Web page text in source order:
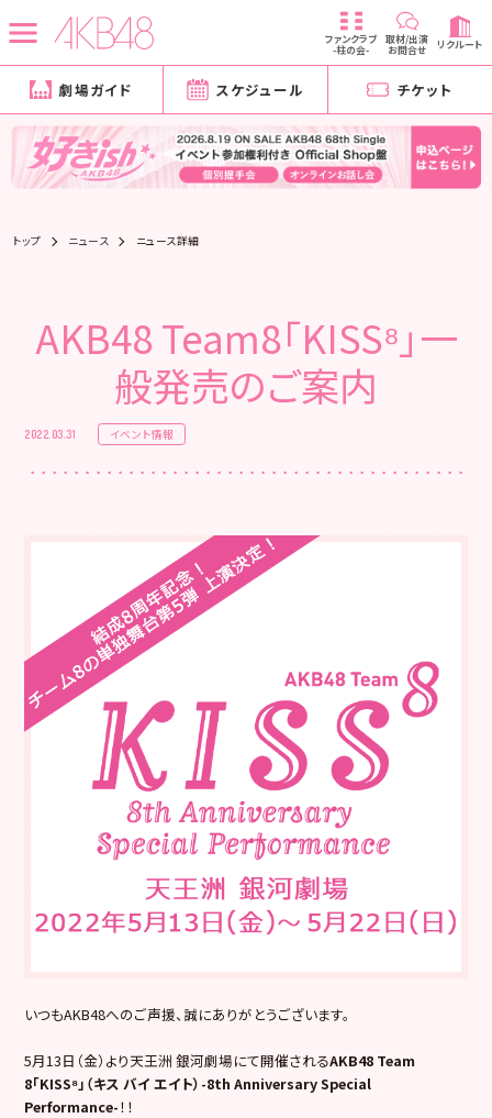
ファンクラブ
-柱の会-
取材/出演
お問合せ リクルート
劇場ガイド スケジュール チケット
トップ ニュース ニュース詳細
AKB48 Team8「KISS⁸」一
般発売のご案内
2022.03.31 イベント情報
いつもAKB48へのご声援、誠にありがとうございます。
5月13日（金）より天王洲 銀河劇場にて開催されるAKB48 Team
8「KISS⁸」（キス バイ エイト）-8th Anniversary Special
Performance-！！